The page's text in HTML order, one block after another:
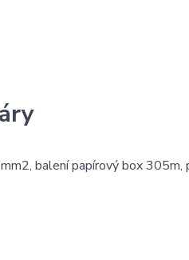
balení papírový box 305m,